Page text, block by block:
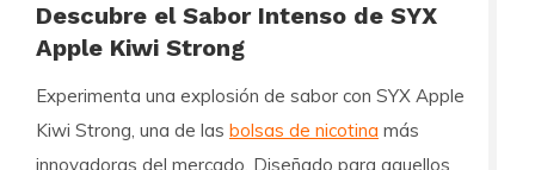
Descubre el Sabor Intenso de SYX
Apple Kiwi Strong
Experimenta una explosión de sabor con SYX Apple
Kiwi Strong, una de las bolsas de nicotina más
innovadoras del mercado. Diseñado para aquellos